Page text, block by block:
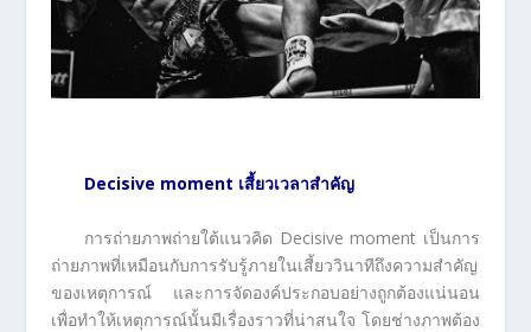
Decisive moment เสี้ยวเวลาสำคัญ
การถ่ายภาพถ่ายใต้แนวคิด Decisive moment เป็นการ
ถ่ายภาพที่เหมือนกับการรับรู้ภายในเสี้ยววินาทีถึงความสำคัญ
ของเหตุการณ์ และการจัดองค์ประกอบอย่างถูกต้องแน่นอน
เพื่อทำให้เหตุการณ์นั้นมีเรื่องราวที่น่าสนใจ โดยช่างภาพต้อง